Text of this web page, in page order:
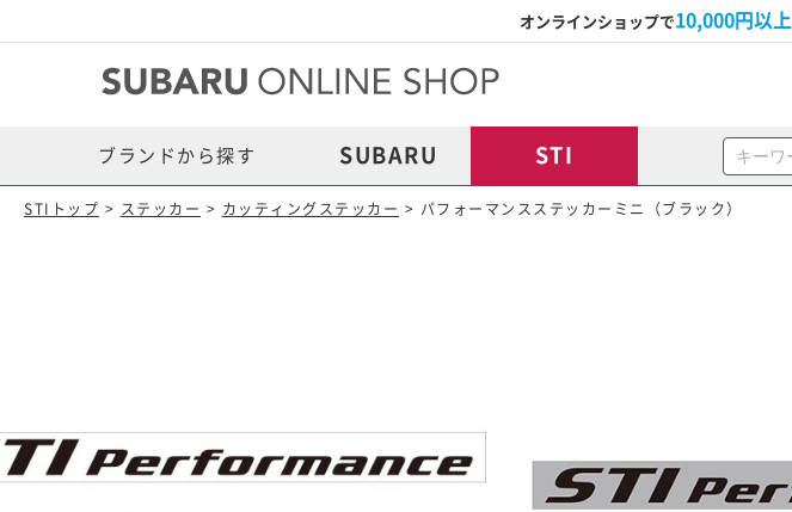
オンラインショップで10,000円以上
ブランドから探す SUBARU STI
STIトップ > ステッカー > カッティングステッカー > パフォーマンスステッカーミニ（ブラック）